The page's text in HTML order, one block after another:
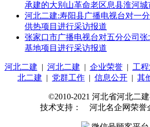
承建的大别山革命老区息县淮河城
河北二建:寿阳县广播电视台对一
供热项目进行采访报道
张家口市广播电视台对五分公司
基地项目进行采访报道
河北二建 | 河北二建 | 企业荣誉| 工
北二建 | 党群工作 | 信息公开 | 其
©2010-2021 河北省河北二
技术支持： 河北名企网荣誉